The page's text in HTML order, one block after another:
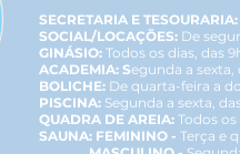
SECRETARIA E TESOURARIA:
SOCIAL/LOCAÇÕES: De
GINÁSIO: Todos os dias, das
ACADEMIA: Segunda a sexta,
BOLICHE: De quarta-feira a
PISCINA: Segunda a sexta,
QUADRA DE AREIA: Todos
SAUNA: FEMININO - Terça e